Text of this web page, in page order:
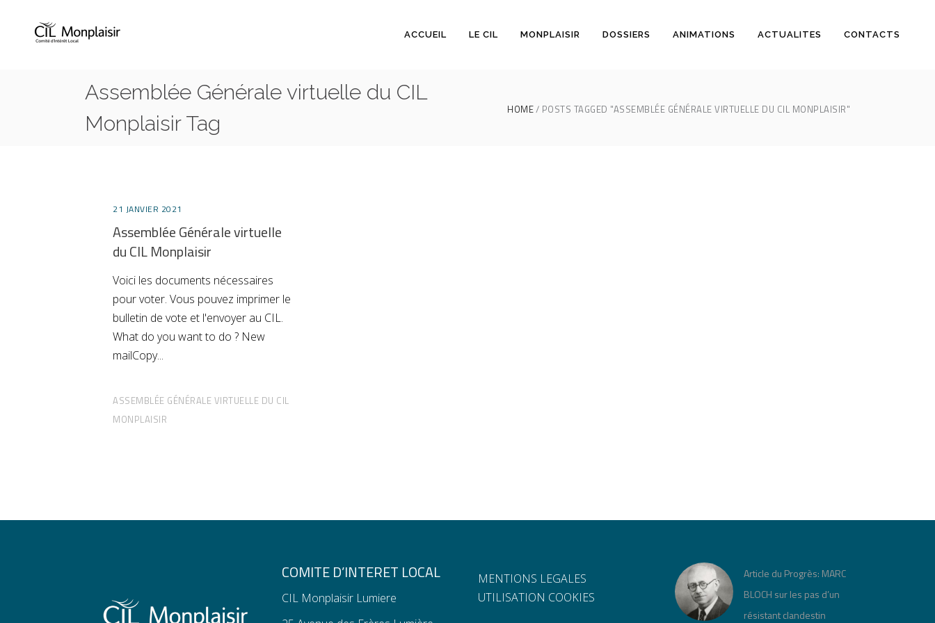
ACCUEIL LE CIL MONPLAISIR DOSSIERS ANIMATIONS ACTUALITES CONTACTS
Assemblée Générale virtuelle du CIL
Monplaisir Tag
HOME POSTS TAGGED "ASSEMBLÉE GÉNÉRALE VIRTUELLE DU CIL MONPLAISIR"
21 JANVIER 2021
Assemblée Générale virtuelle
du CIL Monplaisir
Voici les documents nécessaires
pour voter. Vous pouvez imprimer le
bulletin de vote et l'envoyer au CIL.
What do you want to do ? New
mailCopy
ASSEMBLÉE GÉNÉRALE VIRTUELLE DU CIL
MONPLAISIR
COMITE D’INTERET LOCAL
CIL Monplaisir Lumiere
MENTIONS LEGALES
UTILISATION COOKIES
Article du Progrès: MARC
BLOCH sur les pas d’un
résistant clandestin